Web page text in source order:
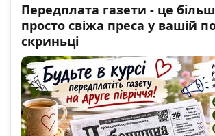
Передплата газети - це
просто свіжа преса у вашій
скриньці